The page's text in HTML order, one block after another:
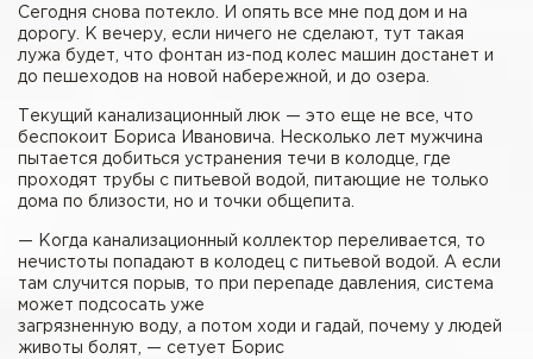
Сегодня снова потекло. И опять все мне под дом и на
дорогу. К вечеру, если ничего не сделают, тут такая
лужа будет, что фонтан из-под колес машин достанет и
до пешеходов на новой набережной, и до озера.
Текущий канализационный люк — это еще не все, что
беспокоит Бориса Ивановича. Несколько лет мужчина
пытается добиться устранения течи в колодце, где
проходят трубы с питьевой водой, питающие не только
дома по близости, но и точки общепита.
— Когда канализационный коллектор переливается, то
нечистоты попадают в колодец с питьевой водой. А если
там случится порыв, то при перепаде давления, система
может подсосать уже
загрязненную воду, а потом ходи и гадай, почему у людей
животы болят, — сетует Борис